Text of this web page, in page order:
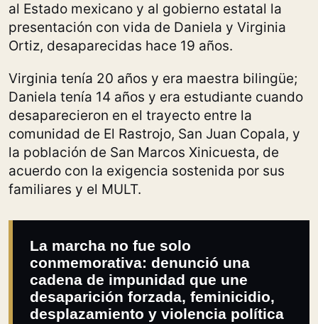
al Estado mexicano y al gobierno estatal la
presentación con vida de Daniela y Virginia
Ortiz, desaparecidas hace 19 años.
Virginia tenía 20 años y era maestra bilingüe;
Daniela tenía 14 años y era estudiante cuando
desaparecieron en el trayecto entre la
comunidad de El Rastrojo, San Juan Copala, y
la población de San Marcos Xinicuesta, de
acuerdo con la exigencia sostenida por sus
familiares y el MULT.
La marcha no fue solo
conmemorativa: denunció una
cadena de impunidad que une
desaparición forzada, feminicidio,
desplazamiento y violencia política